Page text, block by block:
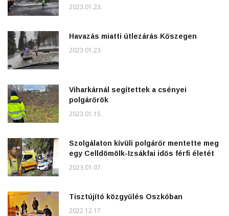
2023.01.23.
Havazás miatti útlezárás Kőszegen
2023.01.23.
Viharkárnál segítettek a csényei
polgárőrök
2023.01.15.
Szolgálaton kívüli polgárőr mentette meg
egy Celldömölk-Izsákfai idős férfi életét
2023.01.07.
Tisztújító közgyűlés Oszkóban
2022.12.17.